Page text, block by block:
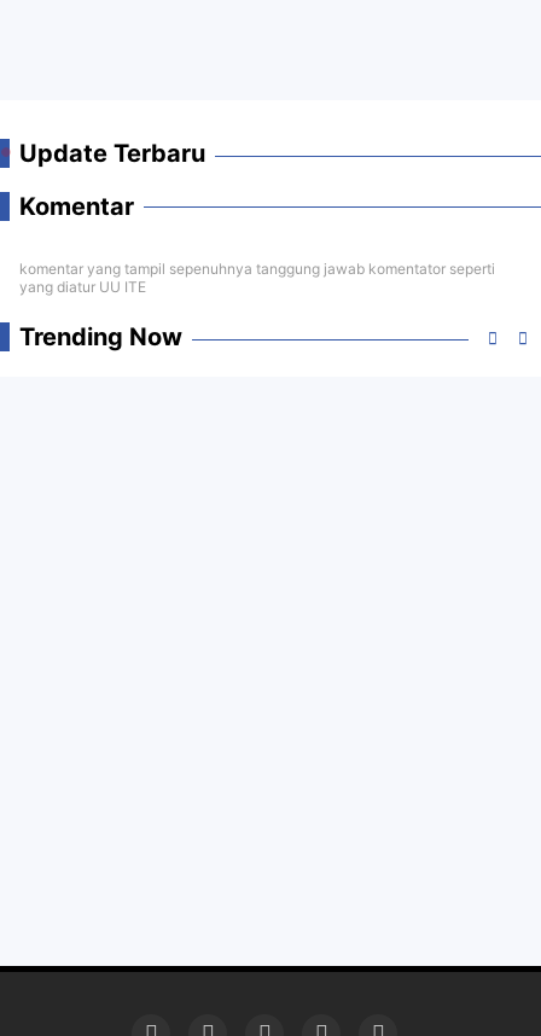
Update Terbaru
Komentar
komentar yang tampil sepenuhnya tanggung jawab komentator seperti
yang diatur UU ITE
Trending Now